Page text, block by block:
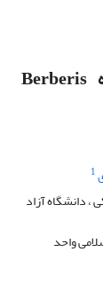
بررسی پسماند آفت کش ها در گیاه Berberis
1
، دانشگاه آزاد
واحد